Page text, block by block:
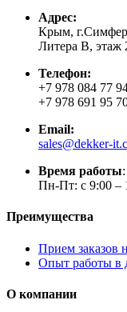
Адрес:
Крым,
Литера В, этаж
Телефон:
+7 978 084 77
+7 978 691 95
Email:
sales@dekker-
Время работы:
Пн-Пт: с 9:00 –
Преимущества
Прием заказов
Опыт работы в
О компании